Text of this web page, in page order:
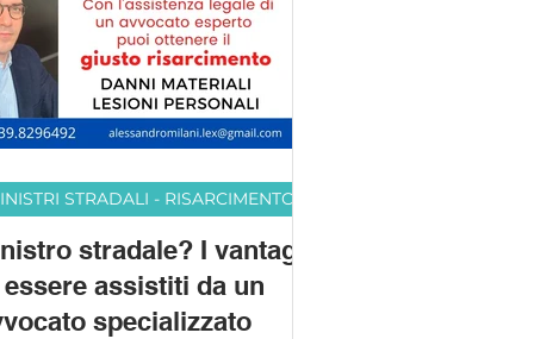
stradale? I vantaggi
assistiti da un
specializzato
STRADALI - RISARCIMENTO